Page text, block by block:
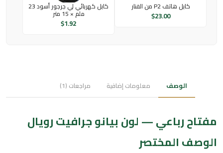
كابل هاتف P2 من الفنار
$23.00
كابل كهربائي لي جرجور أسود 23
ملم × 15 متر
$1.92
الوصف معلومات إضافية مراجعات (1)
مفتاح رباعي — لون بيانو جرافيت رويال
الوصف المختصر